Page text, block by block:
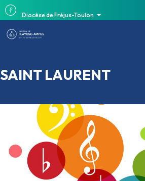
Diocèse de Fréjus-Toulon
SAINT LAURENT